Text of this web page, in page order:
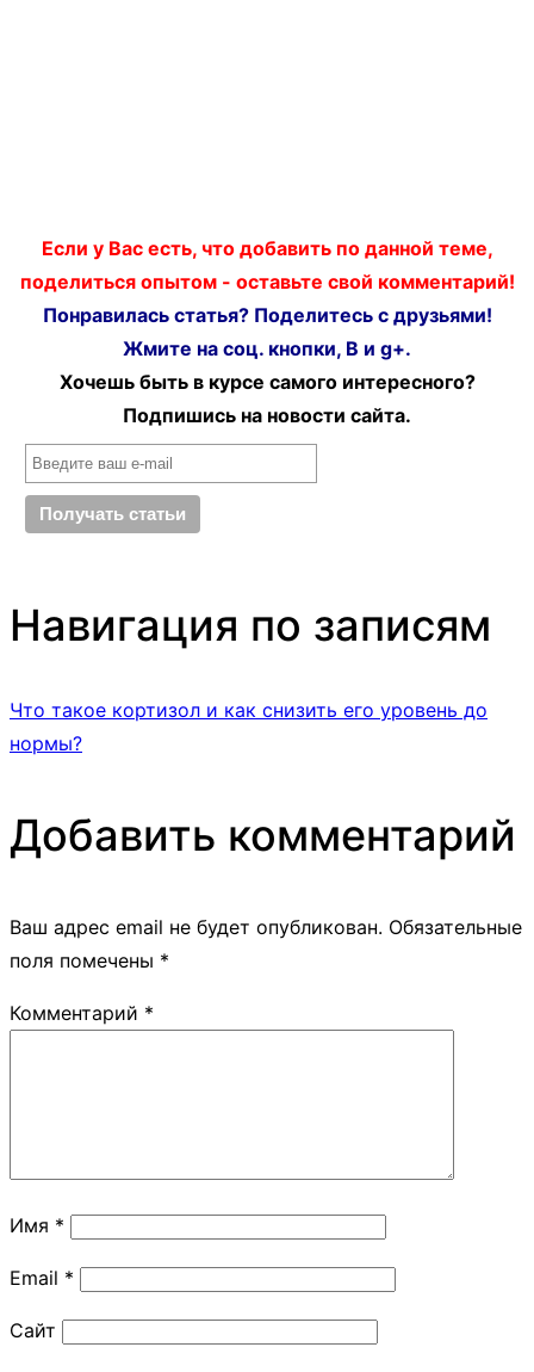
Если у Вас есть, что добавить по данной теме,
поделиться опытом - оставьте свой комментарий!
Понравилась статья? Поделитесь с друзьями!
Жмите на соц. кнопки, В и g+.
Хочешь быть в курсе самого интересного?
Подпишись на новости сайта.
Навигация по записям
Что такое кортизол и как снизить его уровень до
нормы?
Добавить комментарий
Ваш адрес email не будет опубликован. Обязательные
поля помечены *
Комментарий *
Имя *
Email *
Сайт